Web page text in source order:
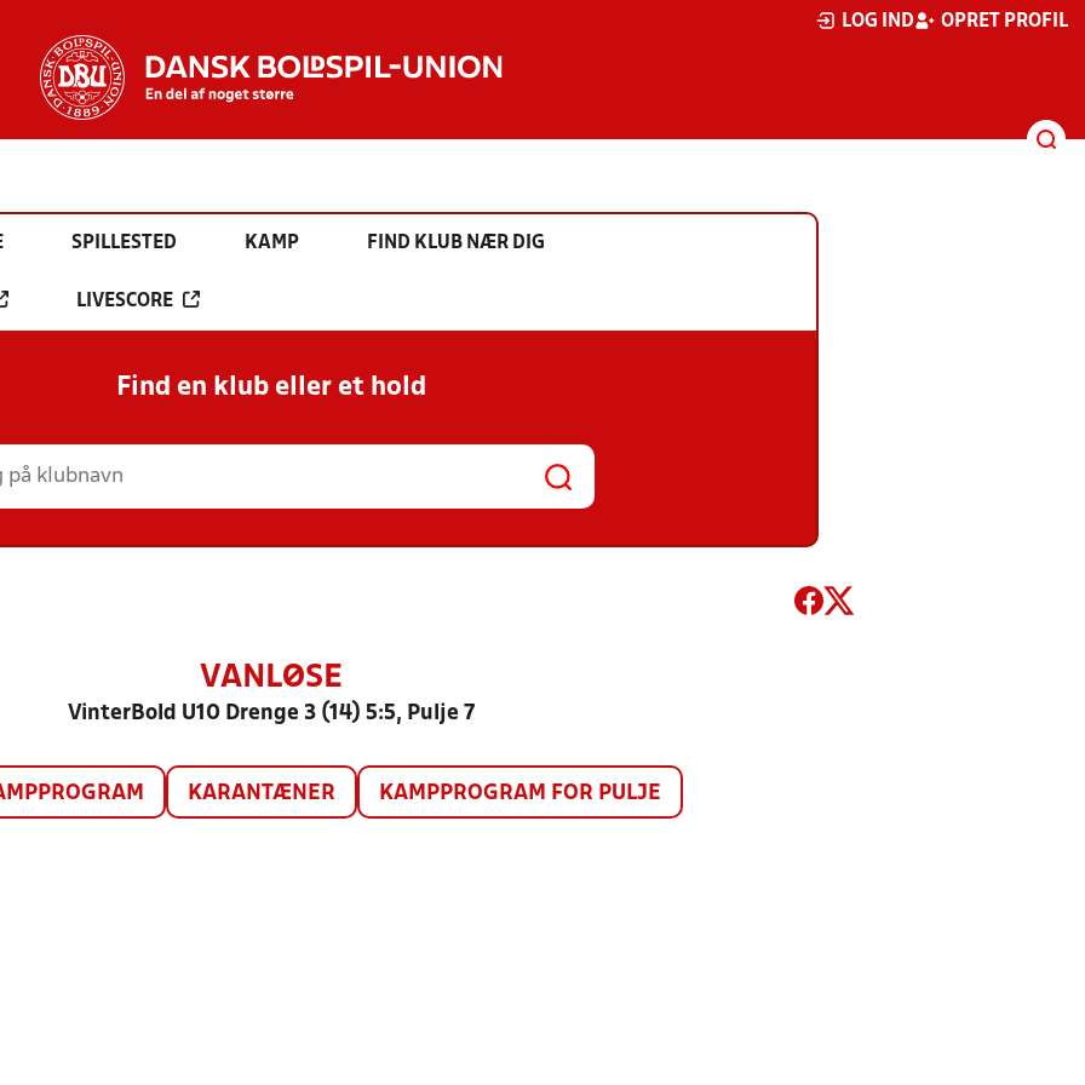
LOG IND OPRET PROFIL
SPILLESTED KAMP FIND KLUB NÆR DIG
LIVESCORE
Find en klub eller et hold
VANLØSE
VinterBold U10 Drenge 3 (14) 5:5, Pulje 7
KARANTÆNER KAMPPROGRAM FOR PULJE